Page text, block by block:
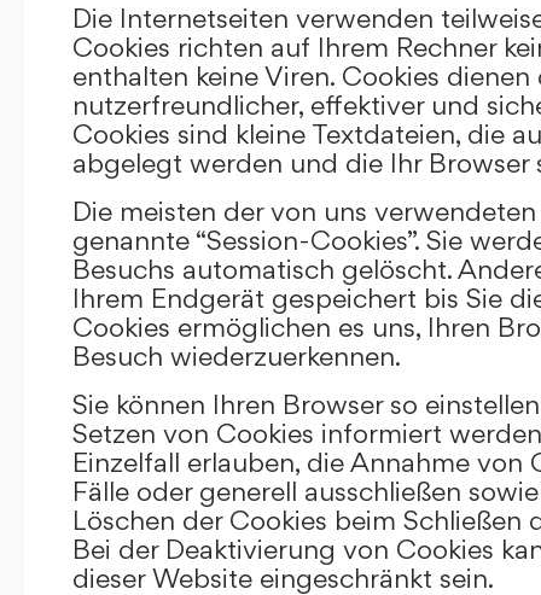
Die Internetseiten verwenden
Cookies richten auf Ihrem Rechner
enthalten keine Viren. Cookies
nutzerfreundlicher, effektiver und
Cookies sind kleine Textdateien, die
abgelegt werden und die Ihr Browser
Die meisten der von uns
genannte “Session-Cookies”. Sie
Besuchs automatisch gelöscht.
Ihrem Endgerät gespeichert bis Sie
Cookies ermöglichen es uns, Ihren
Besuch wiederzuerkennen.
Sie können Ihren Browser so
Setzen von Cookies informiert
Einzelfall erlauben, die Annahme von
Fälle oder generell ausschließen
Löschen der Cookies beim Schließen
Bei der Deaktivierung von Cookies
dieser Website eingeschränkt sein.